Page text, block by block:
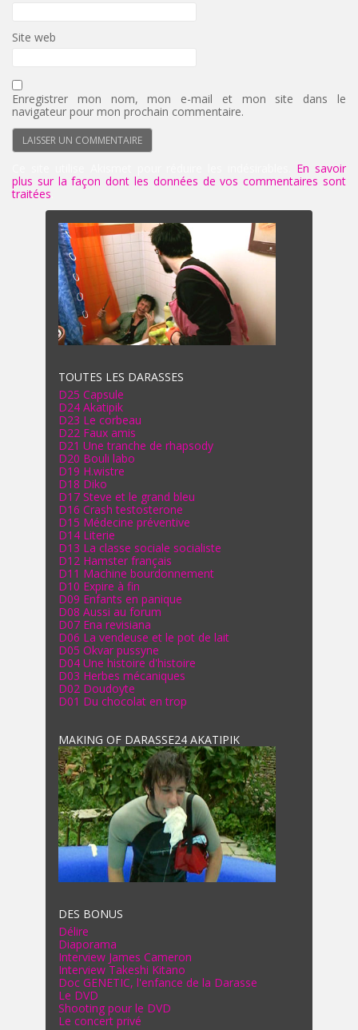
Site web
Enregistrer mon nom, mon e-mail et mon site dans le
navigateur pour mon prochain commentaire.
En savoir
plus sur la façon dont les données de vos commentaires sont
traitées
TOUTES LES DARASSES
D25 Capsule
D24 Akatipik
D23 Le corbeau
D22 Faux amis
D21 Une tranche de rhapsody
D20 Bouli labo
D19 H.wistre
D18 Diko
D17 Steve et le grand bleu
D16 Crash testosterone
D15 Médecine préventive
D14 Literie
D13 La classe sociale socialiste
D12 Hamster français
D11 Machine bourdonnement
D10 Expire à fin
D09 Enfants en panique
D08 Aussi au forum
D07 Ena revisiana
D06 La vendeuse et le pot de lait
D05 Okvar pussyne
D04 Une histoire d'histoire
D03 Herbes mécaniques
D02 Doudoyte
D01 Du chocolat en trop
MAKING OF DARASSE24 AKATIPIK
DES BONUS
Délire
Diaporama
Interview James Cameron
Interview Takeshi Kitano
Doc GENETIC, l'enfance de la Darasse
Le DVD
Shooting pour le DVD
Le concert privé